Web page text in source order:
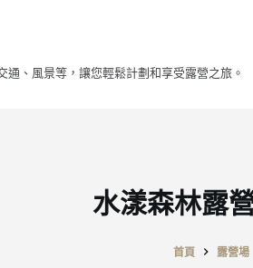
、風景等，讓您輕鬆計劃和享受露營之旅。
水漾森林露
首頁 露營場